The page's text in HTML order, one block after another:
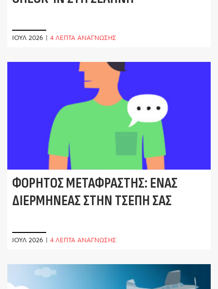
ΙΟΎΛ 2026 | 4 ΛΕΠΤΑ ΑΝΑΓΝΩΣΗΣ
ΦΟΡΗΤΌΣ ΜΕΤΑΦΡΑΣΤΉΣ: ΈΝΑΣ
ΔΙΕΡΜΗΝΈΑΣ ΣΤΗΝ ΤΣΈΠΗ ΣΑΣ
ΙΟΎΛ 2026 | 4 ΛΕΠΤΑ ΑΝΑΓΝΩΣΗΣ